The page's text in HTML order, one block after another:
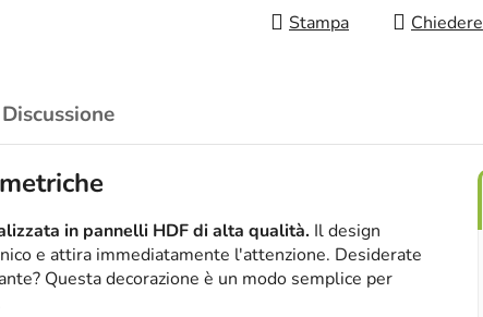
Stampa
Chiedere
Discussione
in pannelli HDF di alta qualità. Il design
e attira immediatamente l'attenzione. Desiderate
Questa decorazione è un modo semplice per